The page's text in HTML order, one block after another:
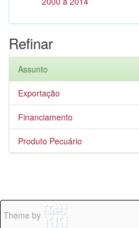
Refinar
Assunto
Exportação
Financiamento
Produto Pecuário
Theme by